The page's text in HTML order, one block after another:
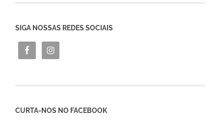
SIGA NOSSAS REDES SOCIAIS
CURTA-NOS NO FACEBOOK